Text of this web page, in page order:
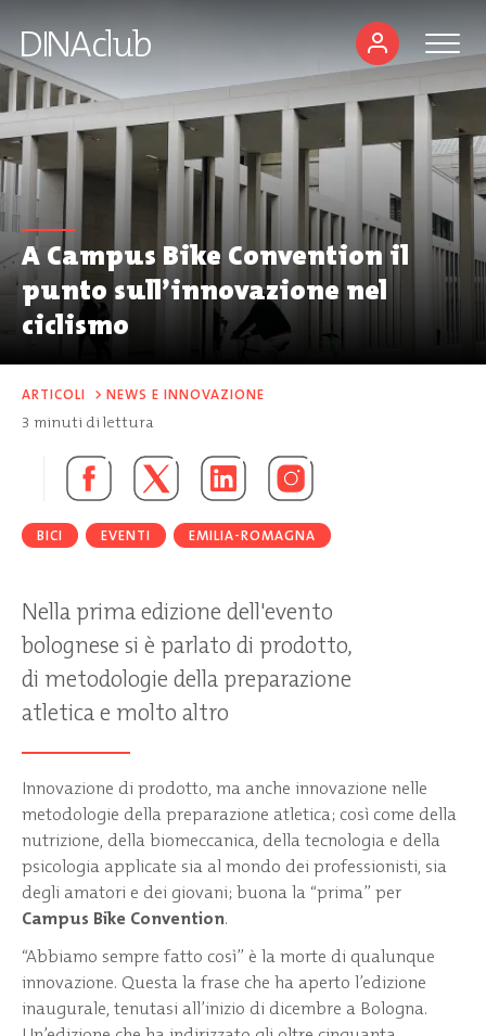
A Campus Bike Convention il
punto sull’innovazione nel
ciclismo
ARTICOLI > NEWS E INNOVAZIONE
3 minuti di lettura
BICI EVENTI EMILIA-ROMAGNA
Nella prima edizione dell'evento
bolognese si è parlato di prodotto,
di metodologie della preparazione
atletica e molto altro
Innovazione di prodotto, ma anche innovazione nelle
metodologie della preparazione atletica; così come della
nutrizione, della biomeccanica, della tecnologia e della
psicologia applicate sia al mondo dei professionisti, sia
degli amatori e dei giovani; buona la “prima” per
Campus Bike Convention.
“Abbiamo sempre fatto così” è la morte di qualunque
innovazione. Questa la frase che ha aperto l’edizione
inaugurale, tenutasi all’inizio di dicembre a Bologna.